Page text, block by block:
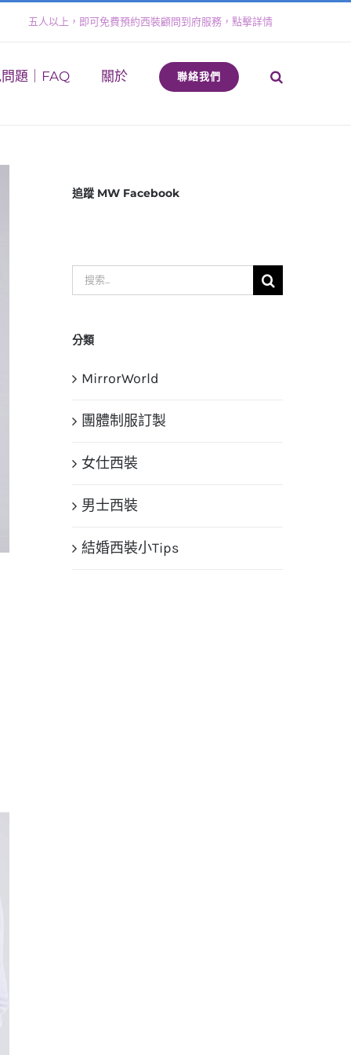
五人以上，即可免費預約西裝顧問到府服務，點擊詳情
題｜FAQ 關於 聯絡我們
追蹤 MW Facebook
搜
分類
MirrorWorld
團體制服訂製
女仕西裝
男士西裝
結婚西裝小Tips